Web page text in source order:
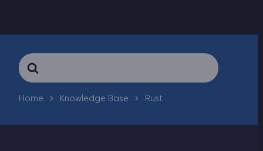
Search
For
Home Knowledge Base Rust